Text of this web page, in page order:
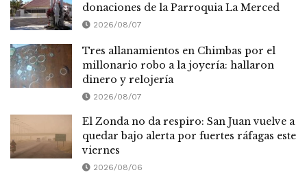
donaciones de la Parroquia La Merced
2026/08/07
Tres allanamientos en Chimbas por el
millonario robo a la joyería: hallaron
dinero y relojería
2026/08/07
El Zonda no da respiro: San Juan vuelve a
quedar bajo alerta por fuertes ráfagas este
viernes
2026/08/06